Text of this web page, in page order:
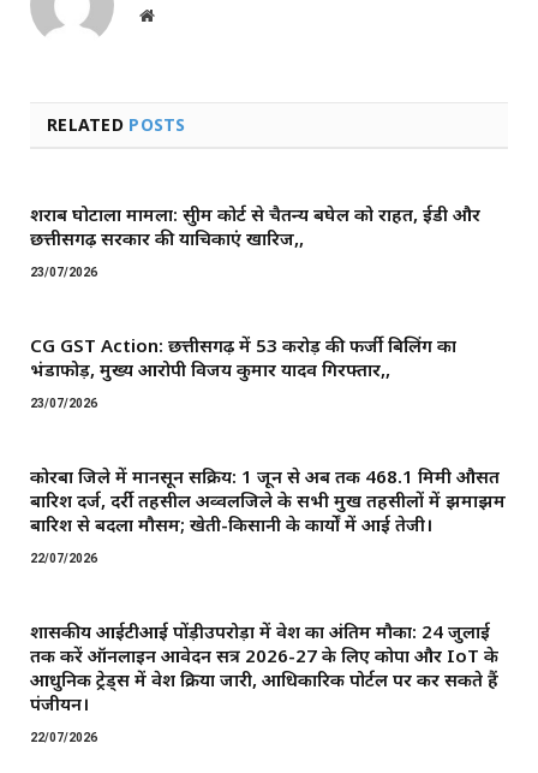
Website
RELATED POSTS
शराब घोटाला मामला: सुप्रीम कोर्ट से चैतन्य बघेल को राहत, ईडी और
छत्तीसगढ़ सरकार की याचिकाएं खारिज,,
23/07/2026
CG GST Action: छत्तीसगढ़ में 53 करोड़ की फर्जी बिलिंग का
भंडाफोड़, मुख्य आरोपी विजय कुमार यादव गिरफ्तार,,
23/07/2026
कोरबा जिले में मानसून सक्रिय: 1 जून से अब तक 468.1 मिमी औसत
बारिश दर्ज, दर्री तहसील अव्वलजिले के सभी प्रमुख तहसीलों में झमाझम
बारिश से बदला मौसम; खेती-किसानी के कार्यों में आई तेजी।
22/07/2026
शासकीय आईटीआई पोंड़ीउपरोड़ा में प्रवेश का अंतिम मौका: 24 जुलाई
तक करें ऑनलाइन आवेदन सत्र 2026-27 के लिए कोपा और IoT के
आधुनिक ट्रेड्स में प्रवेश प्रक्रिया जारी, आधिकारिक पोर्टल पर कर सकते हैं
पंजीयन।
22/07/2026